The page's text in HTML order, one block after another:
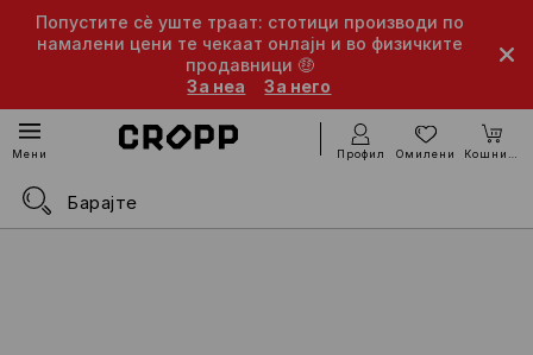
Попустите сè уште траат: стотици производи по
намалени цени те чекаат онлајн и во физичките
продавници 🤑
За неа
За него
Мени Профил Омилени Кошничка